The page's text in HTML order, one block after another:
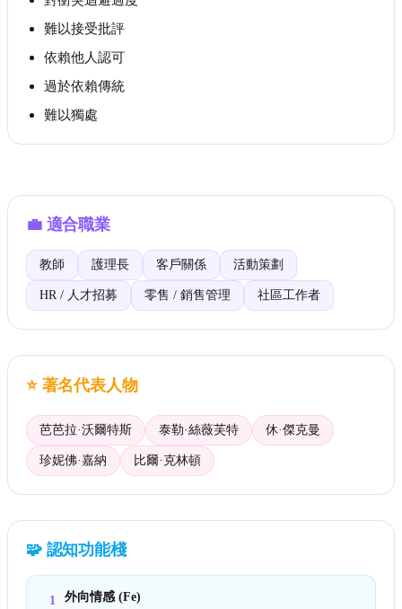
難以接受批評
依賴他人認可
過於依賴傳統
難以獨處
💼 適合職業
教師 護理長 客戶關係 活動策劃
HR / 人才招募 零售 / 銷售管理 社區工作者
⭐ 著名代表人物
芭芭拉·沃爾特斯 泰勒·絲薇芙特 休·傑克曼
珍妮佛·嘉納 比爾·克林頓
🧩 認知功能棧
1 外向情感 (Fe)